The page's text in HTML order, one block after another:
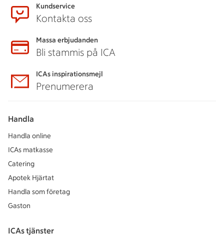
Kundservice
Kontakta oss
Massa erbjudanden
Bli stammis på ICA
ICAs inspirationsmejl
Prenumerera
Handla
Handla online
ICAs matkasse
Catering
Apotek Hjärtat
Handla som företag
Gaston
ICAs tjänster